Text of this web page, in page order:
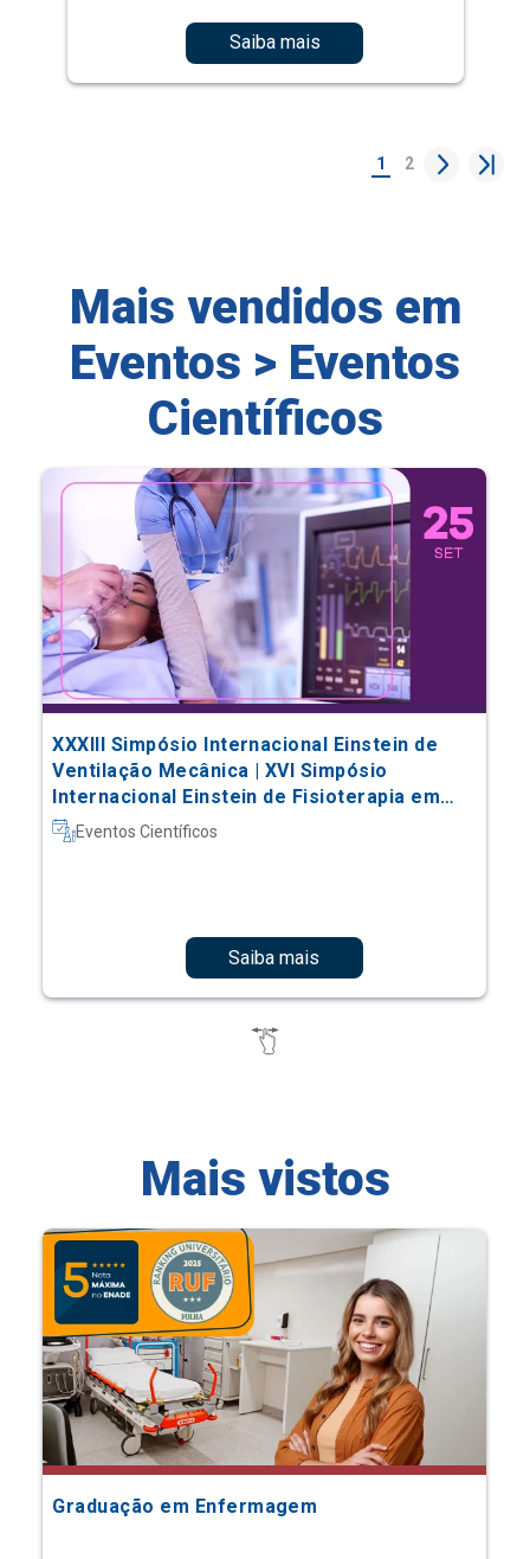
Saiba mais
1 2
Mais vendidos em
Eventos > Eventos
Científicos
XXXIII Simpósio Internacional Einstein de
Ventilação Mecânica | XVI Simpósio
Internacional Einstein de Fisioterapia em
Terapia Intensiva
Eventos Científicos
Saiba mais
Mais vistos
Graduação em Enfermagem